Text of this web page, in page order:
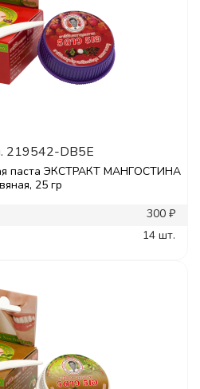
219542-DB5E
паста ЭКСТРАКТ МАНГОСТИНА
25 гр
300 ₽
14 шт.